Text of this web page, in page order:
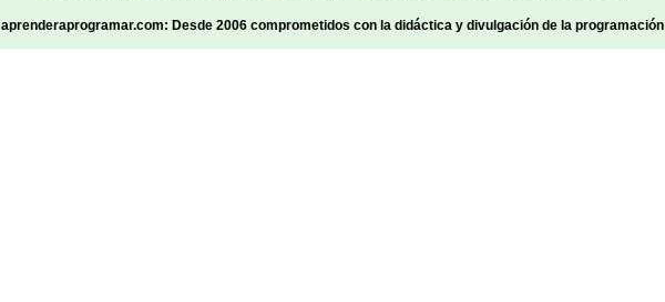
aprenderaprogramar.com: Desde 2006 comprometidos con la didáctica y divulgación de la programación